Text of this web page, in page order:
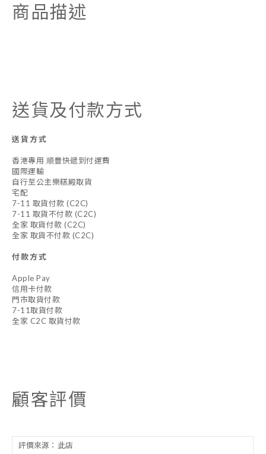
商品描述
送貨及付款方式
送貨方式
香港專用 順豐快遞到付運費
國際運輸
自行至公主樂糕殿取貨
宅配
7-11 取貨付款 (C2C)
7-11 取貨不付款 (C2C)
全家 取貨付款 (C2C)
全家 取貨不付款 (C2C)
付款方式
Apple Pay
信用卡付款
門市取貨付款
7-11取貨付款
全家 C2C 取貨付款
顧客評價